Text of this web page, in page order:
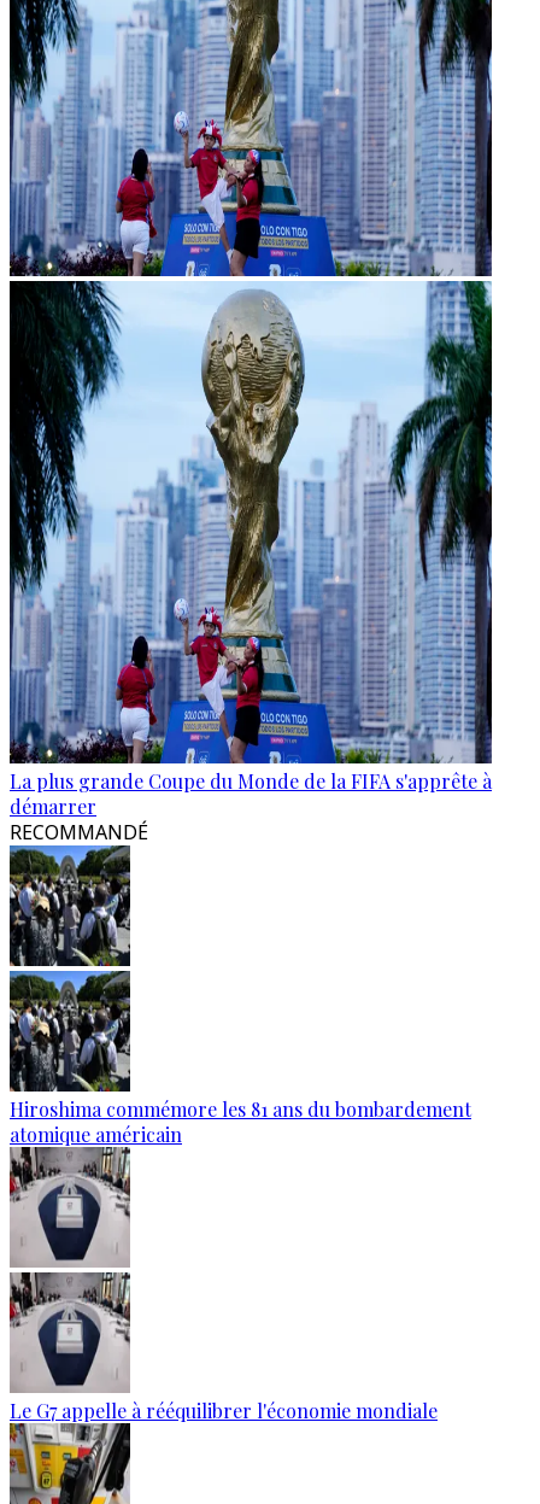
La plus grande Coupe du Monde de la FIFA s'apprête à
démarrer
RECOMMANDÉ
Hiroshima commémore les 81 ans du bombardement
atomique américain
Le G7 appelle à rééquilibrer l'économie mondiale